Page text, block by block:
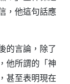
，他這句話應
的言論，除了
他所謂的「神
甚至表明現在